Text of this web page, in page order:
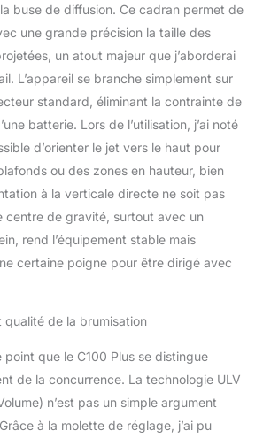
la buse de diffusion. Ce cadran permet de
une grande précision la taille des
un atout majeur que j’aborderai
L’appareil se branche simplement sur
standard, éliminant la contrainte de
batterie. Lors de l’utilisation, j’ai noté
d’orienter le jet vers le haut pour
ou des zones en hauteur, bien
à la verticale directe ne soit pas
centre de gravité, surtout avec un
rend l’équipement stable mais
certaine poigne pour être dirigé avec
qualité de la brumisation
point que le C100 Plus se distingue
de la concurrence. La technologie ULV
n’est pas un simple argument
à la molette de réglage, j’ai pu